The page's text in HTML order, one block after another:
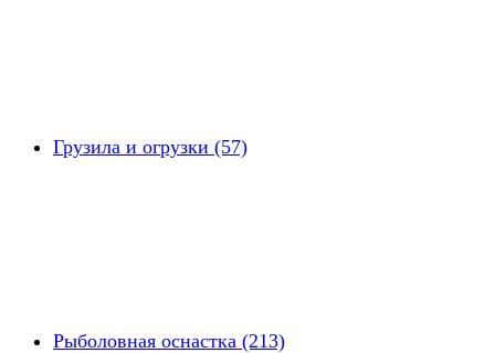
Грузила и огрузки (57)
Рыболовная оснастка (213)